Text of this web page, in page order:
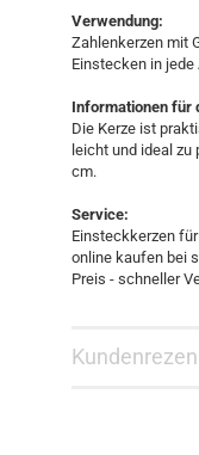
Verwendung:
Zahlenkerzen mit
Einstecken in jede
Informationen für
Die Kerze ist
leicht und ideal zu
cm.
Service:
Einsteckkerzen
online kaufen bei
Preis - schneller